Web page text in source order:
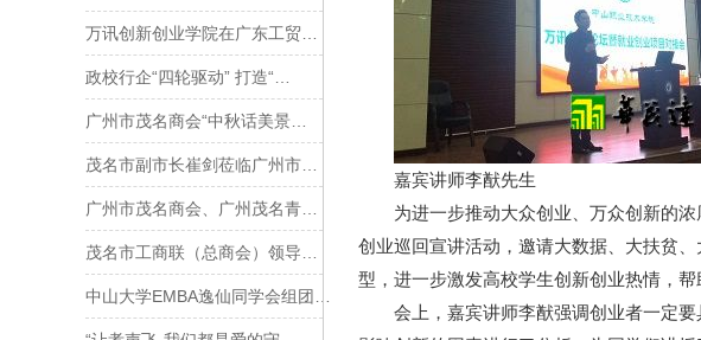
万讯创新创业学院在广东工贸…
政校行企“四轮驱动” 打造“…
广州市茂名商会“中秋话美景…
茂名市副市长崔剑莅临广州市…
广州市茂名商会、广州茂名青…
茂名市工商联（总商会）领导…
中山大学EMBA逸仙同学会组团…
嘉宾讲师李猷先生
为进一步推动大众创业、万众创新的
创业巡回宣讲活动，邀请大数据、大扶贫
型，进一步激发高校学生创新创业热情，
会上，嘉宾讲师李猷强调创业者一定